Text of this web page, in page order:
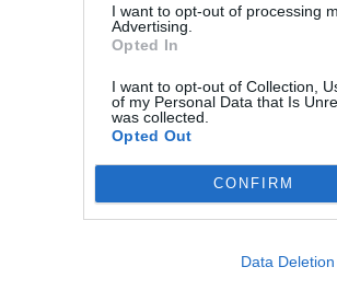
I want to opt-out of processing
Advertising.
Opted In
I want to opt-out of Collection,
of my Personal Data that Is
was collected.
Opted Out
CONFIRM
Data Deletion